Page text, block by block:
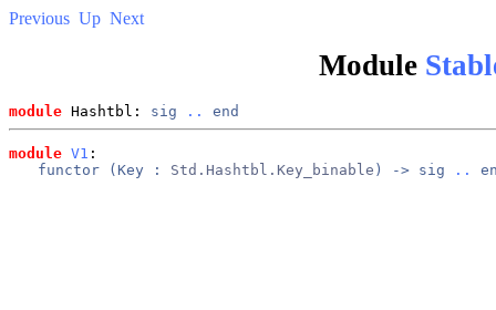
Previous Up Next
Module
module Hashtbl: sig .. end
module V1 :
functor ( Key : Std.Hashtbl.Key_binable ) -> sig ..